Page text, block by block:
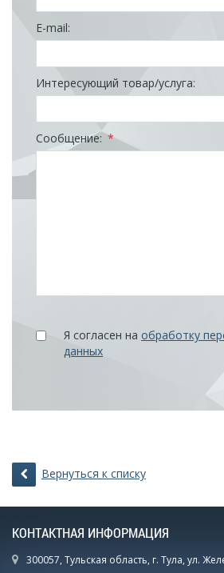
E-mail:
Интересующий товар/услуга:
Сообщение:*
Я согласен на обработку
данных
Вернуться к списку
КОНТАКТНАЯ ИНФОРМАЦИЯ
300057, Тульская область, г. Тула, ул.